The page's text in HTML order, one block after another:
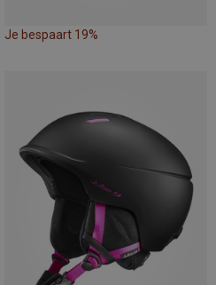
Je bespaart 19%